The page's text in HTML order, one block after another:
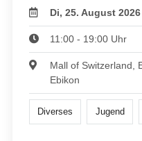
Di, 25. August 2026
11:00 - 19:00 Uhr
Mall of Switzerland,
Ebikon
Diverses Jugend